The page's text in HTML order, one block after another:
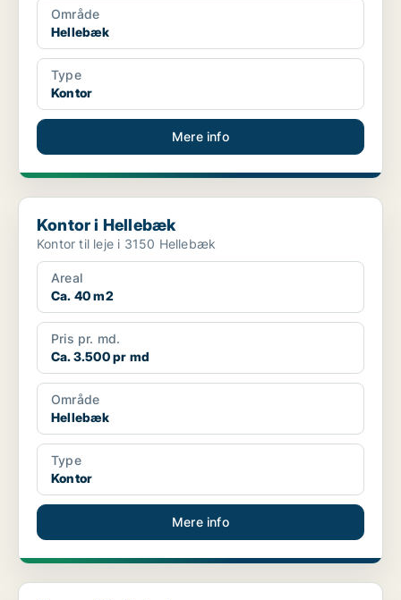
Område
Hellebæk
Type
Kontor
Mere info
Kontor i Hellebæk
Kontor i Hellebæk
Kontor til leje i 3150 Hellebæk
Areal
Ca. 40 m2
Pris pr. md.
Ca. 3.500 pr md
Område
Hellebæk
Type
Kontor
Mere info
Kontor i Hellebæk